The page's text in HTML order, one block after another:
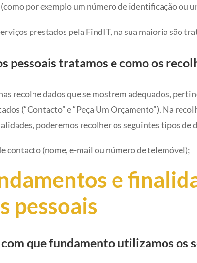
por exemplo um número de identificação ou
prestados pela FindIT, na sua maioria são
pessoais tratamos e como os
recolhe dados que se mostrem adequados,
(“Contacto” e “Peça Um Orçamento”). Na
poderemos recolher os seguintes tipos de
contacto (nome, e-mail ou número de telemóvel);
e
pessoais
que fundamento utilizamos os